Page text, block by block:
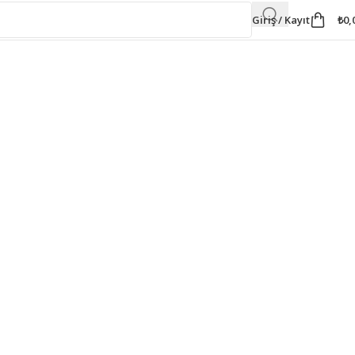
Giriş / Kayıt ₺